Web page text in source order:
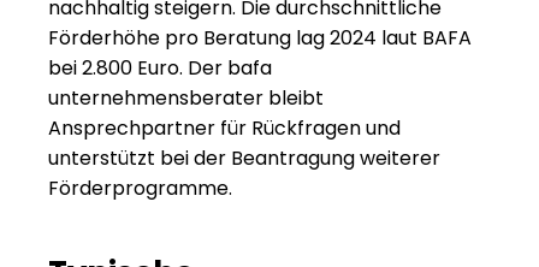
nachhaltig steigern. Die durchschnittliche
Förderhöhe pro Beratung lag 2024 laut BAFA
bei 2.800 Euro. Der bafa
unternehmensberater bleibt
Ansprechpartner für Rückfragen und
unterstützt bei der Beantragung weiterer
Förderprogramme.